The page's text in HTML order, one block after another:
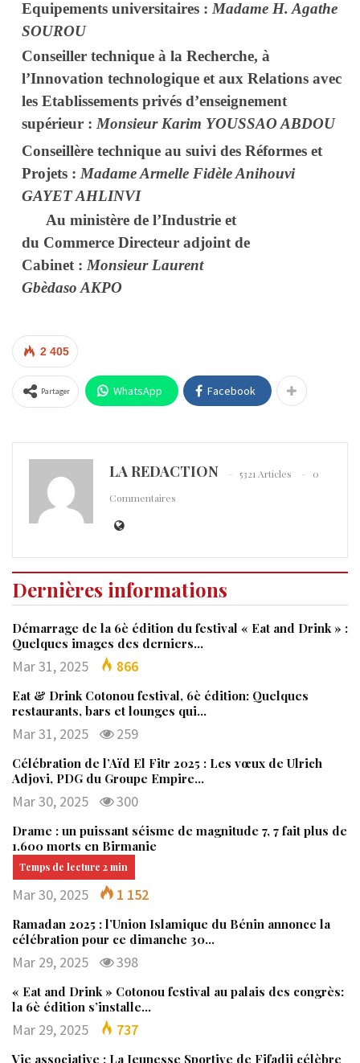
Equipements universitaires :Madame H. Agathe
SOUROU
Conseiller technique à la Recherche, à
l’Innovation technologique et aux Relations avec
les Etablissements privés d’enseignement
supérieur : Monsieur Karim YOUSSAO ABDOU
Conseillère technique au suivi des Réformes et
Projets : Madame Armelle Fidèle Anihouvi
GAYET AHLINVI
Au ministère de l’Industrie et
du Commerce Directeur adjoint de
Cabinet :Monsieur Laurent
Gbèdaso AKPO
2 405
Partager WhatsApp Facebook
LA REDACTION 5321 Articles
0
Commentaires
Dernières informations
Démarrage de la 6è édition du festival « Eat and Drink » :
Quelques images des derniers…
Mar 31, 2025 866
Eat & Drink Cotonou festival, 6è édition: Quelques
restaurants, bars et lounges qui…
Mar 31, 2025 259
Célébration de l’Aïd El Fitr 2025 : Les vœux de Ulrich
Adjovi, PDG du Groupe Empire…
Mar 30, 2025 300
Drame : un puissant séisme de magnitude 7, 7 fait plus de
1.600 morts en Birmanie
Mar 30, 2025 1 152
Ramadan 2025 : l’Union Islamique du Bénin annonce la
célébration pour ce dimanche 30…
Mar 29, 2025 398
« Eat and Drink » Cotonou festival au palais des congrès:
la 6è édition s’installe…
Mar 29, 2025 737
Vie associative : La Jeunesse Sportive de Fifadji célèbre